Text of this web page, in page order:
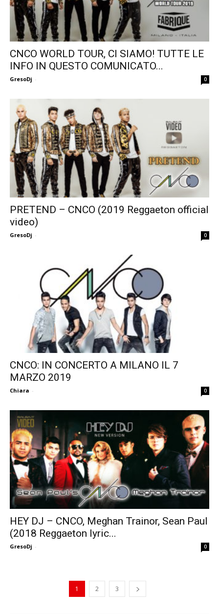
CNCO WORLD TOUR, CI SIAMO! TUTTE LE
INFO IN QUESTO COMUNICATO...
GresoDj - 0
PRETEND – CNCO (2019 Reggaeton official
video)
GresoDj - 0
CNCO: IN CONCERTO A MILANO IL 7
MARZO 2019
Chiara - 0
HEY DJ – CNCO, Meghan Trainor, Sean Paul
(2018 Reggaeton lyric...
GresoDj - 0
1 2 3